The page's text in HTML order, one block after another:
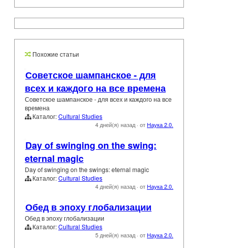
Похожие статьи
Советское шампанское - для
всех и каждого на все времена
Советское шампанское - для всех и каждого на все
времена
Каталог:Cultural Studies
4 дней(я) назад · отНаука 2.0.
Day of swinging on the swing:
eternal magic
Day of swinging on the swings: eternal magic
Каталог:Cultural Studies
4 дней(я) назад · отНаука 2.0.
Обед в эпоху глобализации
Обед в эпоху глобализации
Каталог:Cultural Studies
5 дней(я) назад · отНаука 2.0.